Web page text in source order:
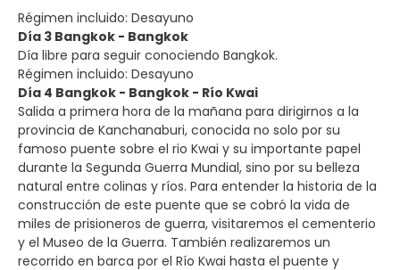
Régimen incluido: Desayuno
Día 3 Bangkok - Bangkok
Día libre para seguir conociendo Bangkok.
Régimen incluido: Desayuno
Día 4 Bangkok - Bangkok - Río Kwai
Salida a primera hora de la mañana para dirigirnos a la
provincia de Kanchanaburi, conocida no solo por su
famoso puente sobre el rio Kwai y su importante papel
durante la Segunda Guerra Mundial, sino por su belleza
natural entre colinas y ríos. Para entender la historia de la
construcción de este puente que se cobró la vida de
miles de prisioneros de guerra, visitaremos el cementerio
y el Museo de la Guerra. También realizaremos un
recorrido en barca por el Río Kwai hasta el puente y